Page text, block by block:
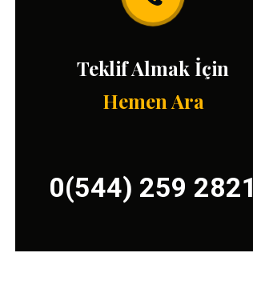
Teklif Almak İçin
Hemen Ara
0(544) 259 2821